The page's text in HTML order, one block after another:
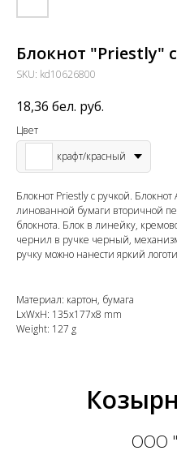
Блокнот "Priestly"
SKU: kd10626800
18,36 бел. руб.
Цвет
крафт/красный
Блокнот Priestly с ручкой.
линованной бумаги вторичной
блокнота. Блок в линейку,
чернил в ручке черный,
ручку можно нанести яркий
Материал: картон, бумага
LxWxH: 135x177x8 mm
Weight: 127 g
ООО